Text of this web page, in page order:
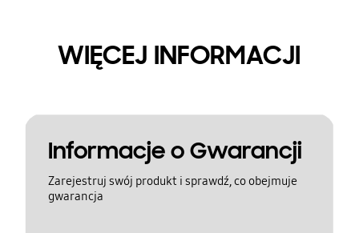
WIĘCEJ INFORMACJI
Informacje o Gwarancji
Zarejestruj swój produkt i sprawdź, co obejmuje
gwarancja